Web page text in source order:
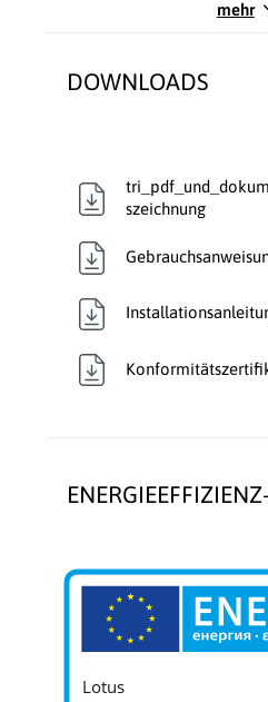
Typ:
Verglasung:
Wärmetransport:
mehr
DOWNLOADS
szeichnung
Lotus